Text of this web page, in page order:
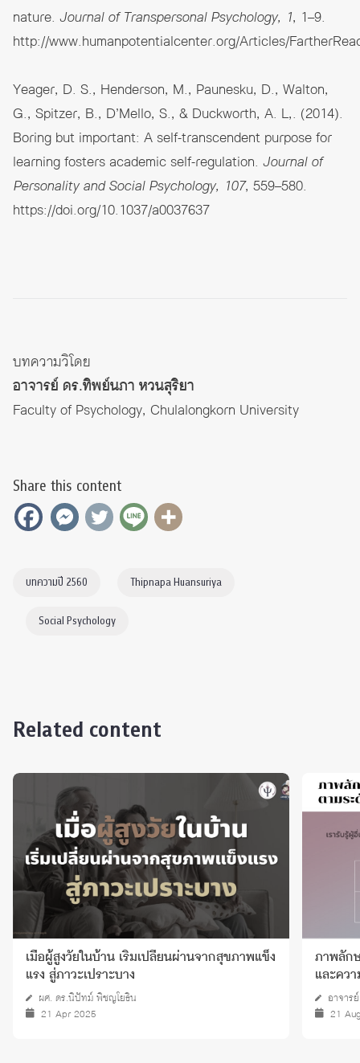
nature. Journal of Transpersonal Psychology, 1, 1–9.
http://www.humanpotentialcenter.org/Articles/
Yeager, D. S., Henderson, M., Paunesku, D., Walton,
G., Spitzer, B., D’Mello, S., & Duckworth, A. L,. (2014).
Boring but important: A self-transcendent purpose for
learning fosters academic self-regulation. Journal of
Personality and Social Psychology, 107, 559–580.
https://doi.org/10.1037/a0037637
บทความวิโดย
อาจารย์ ดร.ทิพย์นภา หวนสุริยา
Faculty of Psychology, Chulalongkorn University
Share this content
บทความปี 2560 Thipnapa Huansuriya
Social Psychology
Related content
เมื่อผู้สูงวัยในบ้าน เริ่มเปลี่ยนผ่านจากสุขภาพแข็ง
แรง สู่ภาวะเปราะบาง
ผศ. ดร.นิปัทม์ พิชญโยธิน
21 Apr 2025
ภาพลัก
และคว
อาจาร
21